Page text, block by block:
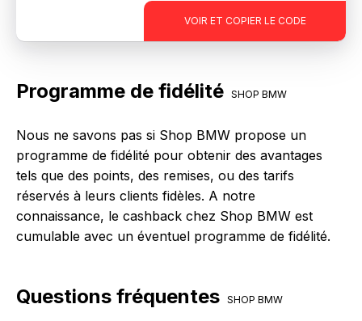
VOIR ET COPIER LE CODE
Programme de fidélité SHOP BMW
Nous ne savons pas si Shop BMW propose un
programme de fidélité pour obtenir des avantages
tels que des points, des remises, ou des tarifs
réservés à leurs clients fidèles. A notre
connaissance, le cashback chez Shop BMW est
cumulable avec un éventuel programme de fidélité.
Questions fréquentes SHOP BMW